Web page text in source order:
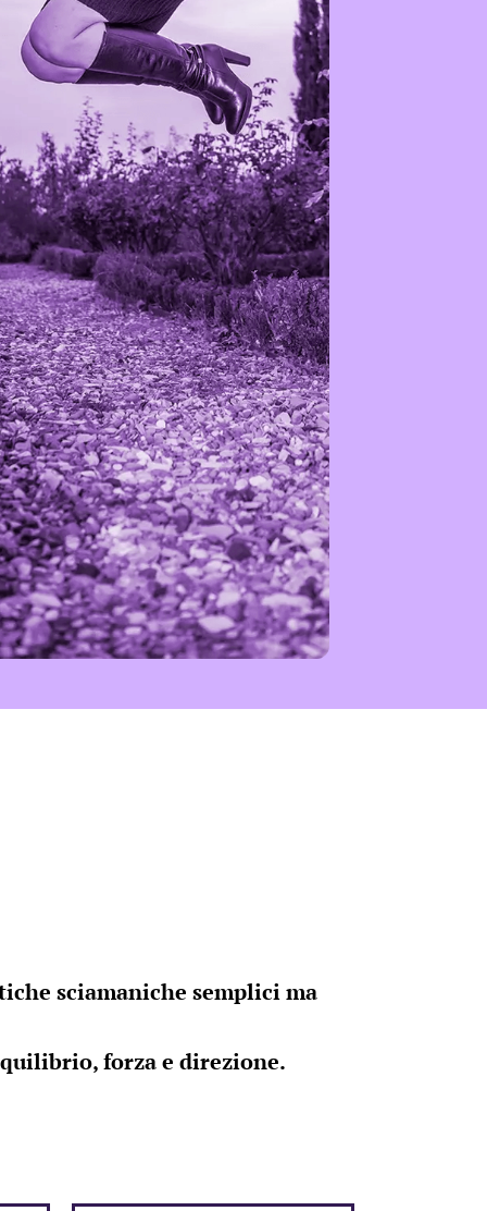
sciamaniche semplici ma
forza e direzione.